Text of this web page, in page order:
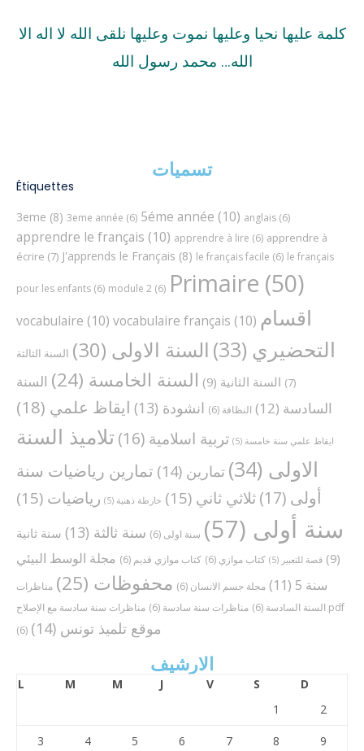
كلمة عليها نحيا وعليها نموت وعليها نلقى الله لا اله الا
الله… محمد رسول الله
تسميات
Étiquettes
3eme (8) 3eme année (6) 5éme année (10) anglais (6)
apprendre le français (10) apprendre à lire (6) apprendre à
écrire (7) J'apprends le Français (8) le français facile (6) le français
pour les enfants (6) module 2 (6) Primaire (50)
vocabulaire (10) vocabulaire français (10) اقسام
التحضيري (33) السنة الاولى (30)
السنة الثالثة
(7)
السنة الثانية (9) السنة الخامسة (24)
السنة
السادسة (12) النظافة (6) انشودة (13) ايقاظ علمي (18)
ايقاظ علمي سنة خامسة (5) تربية اسلامية (16)
تلاميذ السنة
الاولى (34) تمارين (14)
تمارين رياضيات سنة
أولى (17) ثلاثي ثاني (15) خارطة ذهنية (5) رياضيات (15)
سنة أولى (57) سنة اولى (6) سنة ثالثة (13)
سنة ثانية
(9)
قصة للتعبير (5) كتاب موازي (6) كتاب موازي قديم (6)
مجلة الوسط البيئي
سنة 5
(11) مجلة جسم الانسان (6) محفوظات (25)
مناظرات
السنة السادسة (6) مناظرات سنة سادسة (6)
مناظرات سنة سادسة مع الإصلاح pdf
(6)
موقع تلميذ تونس (14)
الارشيف
L M M J V S
D
1
2
3 4 5 6 7 8 9